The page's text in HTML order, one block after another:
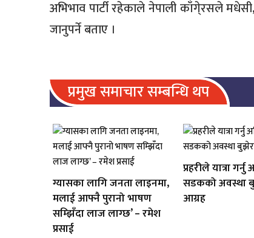
अभिभाव पार्टी रहेकाले नेपाली काँगे्रसले
जानुपर्ने बताए ।
प्रमुख समाचार सम्बन्धि थप
ग्यासका लागि जनता लाइनमा,
मलाई आफ्नै पुरानो भाषण
सम्झिँदा लाज लाग्छ’ – रमेश
प्रसाई
प्रहरीले यात्रा
सडकको अवस्था
आग्रह